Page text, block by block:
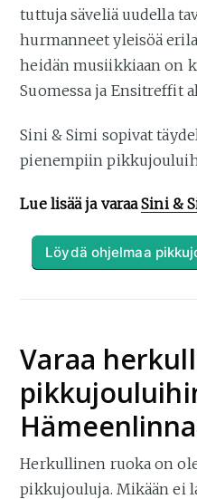
tuttuja säveliä uudella
hurmanneet yleisöä
heidän musiikkiaan on
Suomessa ja Ensitreffit
Sini & Simi sopivat
pienempiin
Lue lisää ja varaaSini &
Löydä ohjelmaa
Varaa
Herkullinen ruoka on
pikkujouluja. Mikään ei